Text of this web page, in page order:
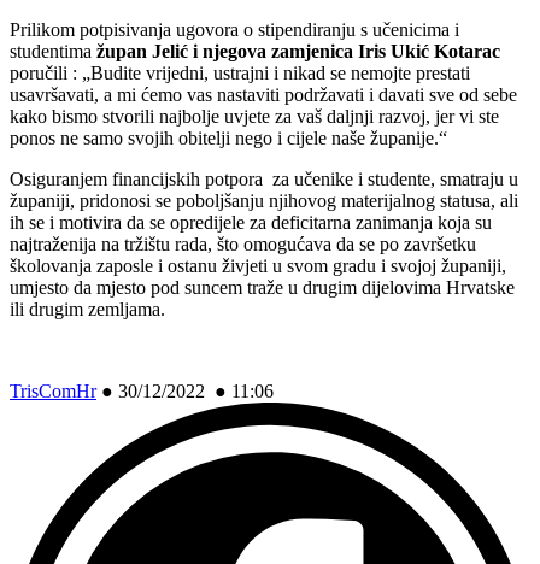
Prilikom potpisivanja ugovora o stipendiranju s učenicima i
studentima župan Jelić i njegova zamjenica Iris Ukić Kotarac
poručili : „Budite vrijedni, ustrajni i nikad se nemojte prestati
usavršavati, a mi ćemo vas nastaviti podržavati i davati sve od sebe
kako bismo stvorili najbolje uvjete za vaš daljnji razvoj, jer vi ste
ponos ne samo svojih obitelji nego i cijele naše županije.“
Osiguranjem financijskih potpora za učenike i studente, smatraju u
županiji, pridonosi se poboljšanju njihovog materijalnog statusa, ali
ih se i motivira da se opredijele za deficitarna zanimanja koja su
najtraženija na tržištu rada, što omogućava da se po završetku
školovanja zaposle i ostanu živjeti u svom gradu i svojoj županiji,
umjesto da mjesto pod suncem traže u drugim dijelovima Hrvatske
ili drugim zemljama.
TrisComHr● 30/12/2022 ● 11:06